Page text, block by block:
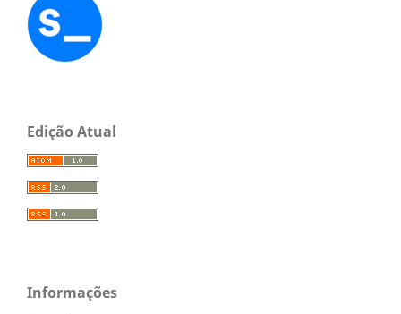
Edição Atual
Informações